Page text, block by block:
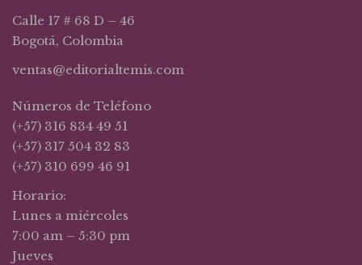
Calle 17 # 68 D – 46
Bogotá, Colombia
ventas@editorialtemis.com
Números de Teléfono
(+57) 316 834 49 51
(+57) 317 504 32 83
(+57) 310 699 46 91
Horario:
Lunes a miércoles
7:00 am – 5:30 pm
Jueves